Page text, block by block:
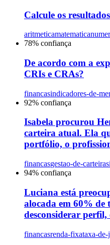
Calcule os
aritmeticamatematica
78% confiança
De acordo com a
CRIs e CRAs?
financasindicadores-de-
92% confiança
Isabela procurou
carteira atual. Ela
portfólio, o
financasgestao-de-carteiras
94% confiança
Luciana está
alocada em 60% de
desconsiderar
financasrenda-fixataxa-de-